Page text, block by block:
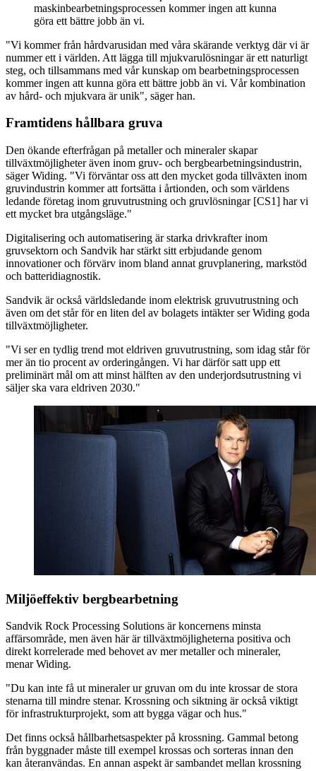
maskinbearbetningsprocessen kommer ingen att kunna
göra ett bättre jobb än vi.
"Vi kommer från hårdvarusidan med våra skärande verktyg där vi är
nummer ett i världen. Att lägga till mjukvarulösningar är ett naturligt
steg, och tillsammans med vår kunskap om bearbetningsprocessen
kommer ingen att kunna göra ett bättre jobb än vi. Vår kombination
av hård- och mjukvara är unik", säger han.
Framtidens hållbara gruva
Den ökande efterfrågan på metaller och mineraler skapar
tillväxtmöjligheter även inom gruv- och bergbearbetningsindustrin,
säger Widing. "Vi förväntar oss att den mycket goda tillväxten inom
gruvindustrin kommer att fortsätta i årtionden, och som världens
ledande företag inom gruvutrustning och gruvlösningar [CS1] har vi
ett mycket bra utgångsläge."
Digitalisering och automatisering är starka drivkrafter inom
gruvsektorn och Sandvik har stärkt sitt erbjudande genom
innovationer och förvärv inom bland annat gruvplanering, markstöd
och batteridiagnostik.
Sandvik är också världsledande inom elektrisk gruvutrustning och
även om det står för en liten del av bolagets intäkter ser Widing goda
tillväxtmöjligheter.
"Vi ser en tydlig trend mot eldriven gruvutrustning, som idag står för
mer än tio procent av orderingången. Vi har därför satt upp ett
preliminärt mål om att minst hälften av den underjordsutrustning vi
säljer ska vara eldriven 2030."
Miljöeffektiv bergbearbetning
Sandvik Rock Processing Solutions är koncernens minsta
affärsområde, men även här är tillväxtmöjligheterna positiva och
direkt korrelerade med behovet av mer metaller och mineraler,
menar Widing.
"Du kan inte få ut mineraler ur gruvan om du inte krossar de stora
stenarna till mindre stenar. Krossning och siktning är också viktigt
för infrastrukturprojekt, som att bygga vägar och hus."
Det finns också hållbarhetsaspekter på krossning. Gammal betong
från byggnader måste till exempel krossas och sorteras innan den
kan återanvändas. En annan aspekt är sambandet mellan krossning